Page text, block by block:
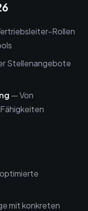
Rollen
Stellenangebote
— Von
mit konkreten